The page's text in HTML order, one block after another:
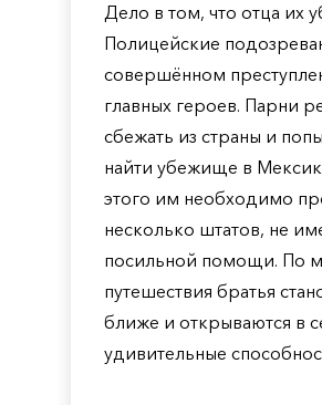
Дело в том, что отца их
Полицейские
совершённом
главных героев. Парни
сбежать из страны и
найти убежище в
этого им необходимо
несколько штатов, не
посильной помощи. По
путешествия братья
ближе и открываются в
удивительные